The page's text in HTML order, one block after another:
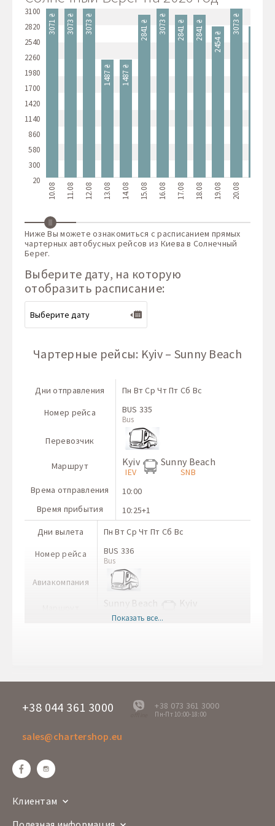
3100
2820
2540
2260
1980
1700
1420
1140
860
580
300
20
3071 ₴
10.08
3073 ₴
11.08
3073 ₴
12.08
1487 ₴
13.08
1487 ₴
14.08
2841 ₴
15.08
3073 ₴
16.08
2841 ₴
17.08
2841 ₴
18.08
2454 ₴
19.08
3073 ₴
20.08
Ниже Вы можете ознакомиться с расписанием прямых
чартерных автобусных рейсов из Киева в Солнечный
Берег.
Выберите дату, на которую
отобразить расписание:
Чартерные рейсы: Kyiv – Sunny Beach
Дни отправления
Номер рейса
Перевозчик
Маршрут
Врема отправления
Время прибытия
Пн Вт Ср Чт Пт Сб Вс
BUS 335
Bus
Kyiv
IEV
Sunny Beach
SNB
10:00
10:25+1
Дни вылета
Номер рейса
Авиакомпания
Пн Вт Ср Чт Пт Сб Вс
BUS 336
Bus
Sunny Beach Kyiv
Врема отправления
Bus
Показать все...
+38 044 361 3000
offline
+38 073 361 3000
Пн-Пт 10:00-18:00
sales@chartershop.eu
Клиентам